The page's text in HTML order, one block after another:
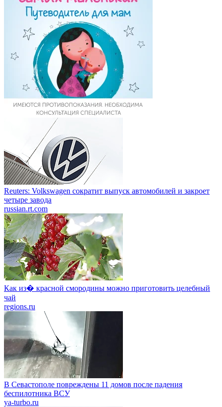
Reuters: Volkswagen сократит выпуск автомобилей и закроет
четыре завода
russian.rt.com
Как из� красной смородины можно приготовить целебный
чай
regions.ru
В Севастополе повреждены 11 домов после падения
беспилотника ВСУ
ya-turbo.ru